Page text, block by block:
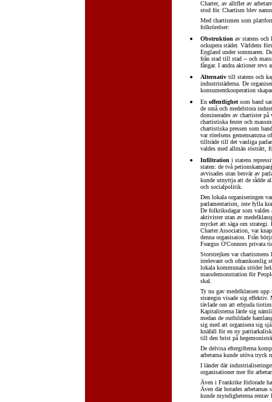
Charter, av alltfler av
stod för. Chartism blev
Med chartismen som
folkrörelser:
Obstruktion av statens och
ockupera städer. Världens
England under sommaren.
från stad till stad -- och
fångar. I andra aktioner revs
Alternativ till statens och
industristäderna. De
konsumentkooperation
En offentlighet som band
de små och medelstora
dominerades av chartister
chartistiska fester och
chartistiska pressen som
var rörelsens gemensamma
tillträde till det vanliga
valdes med allmän rösträtt,
Infiltration i statens
staten: de två
avvisades utan besvär av
kunde utnyttja att de rådde
och socialpolitik.
Den lokala organiseringen
parlamentarism, inte fylla
De folkriksdagar som valdes
aktivister utan av
mycket att säga om
Charter Association, var
denna organisaion. Från
Feargus O'Connors privata
Storstrejken var
irrelevant och oframkomlig
lokala kommunala strider
massdemonstration för
skal.
Ty nu gav medelklassen
strategin visade sig effektiv.
tävlade om att erbjuda
Kapitalisterna lärde sig
medan de outbildade
sig med att organisera sig
knäfall för en ny
till den brist på
De delvisa eftergifterna
arbetarna kunde utöva tryck
I länder där
organisationer mer för
Även i Frankrike förlorade
Även där hotades
kunde myndigheterna